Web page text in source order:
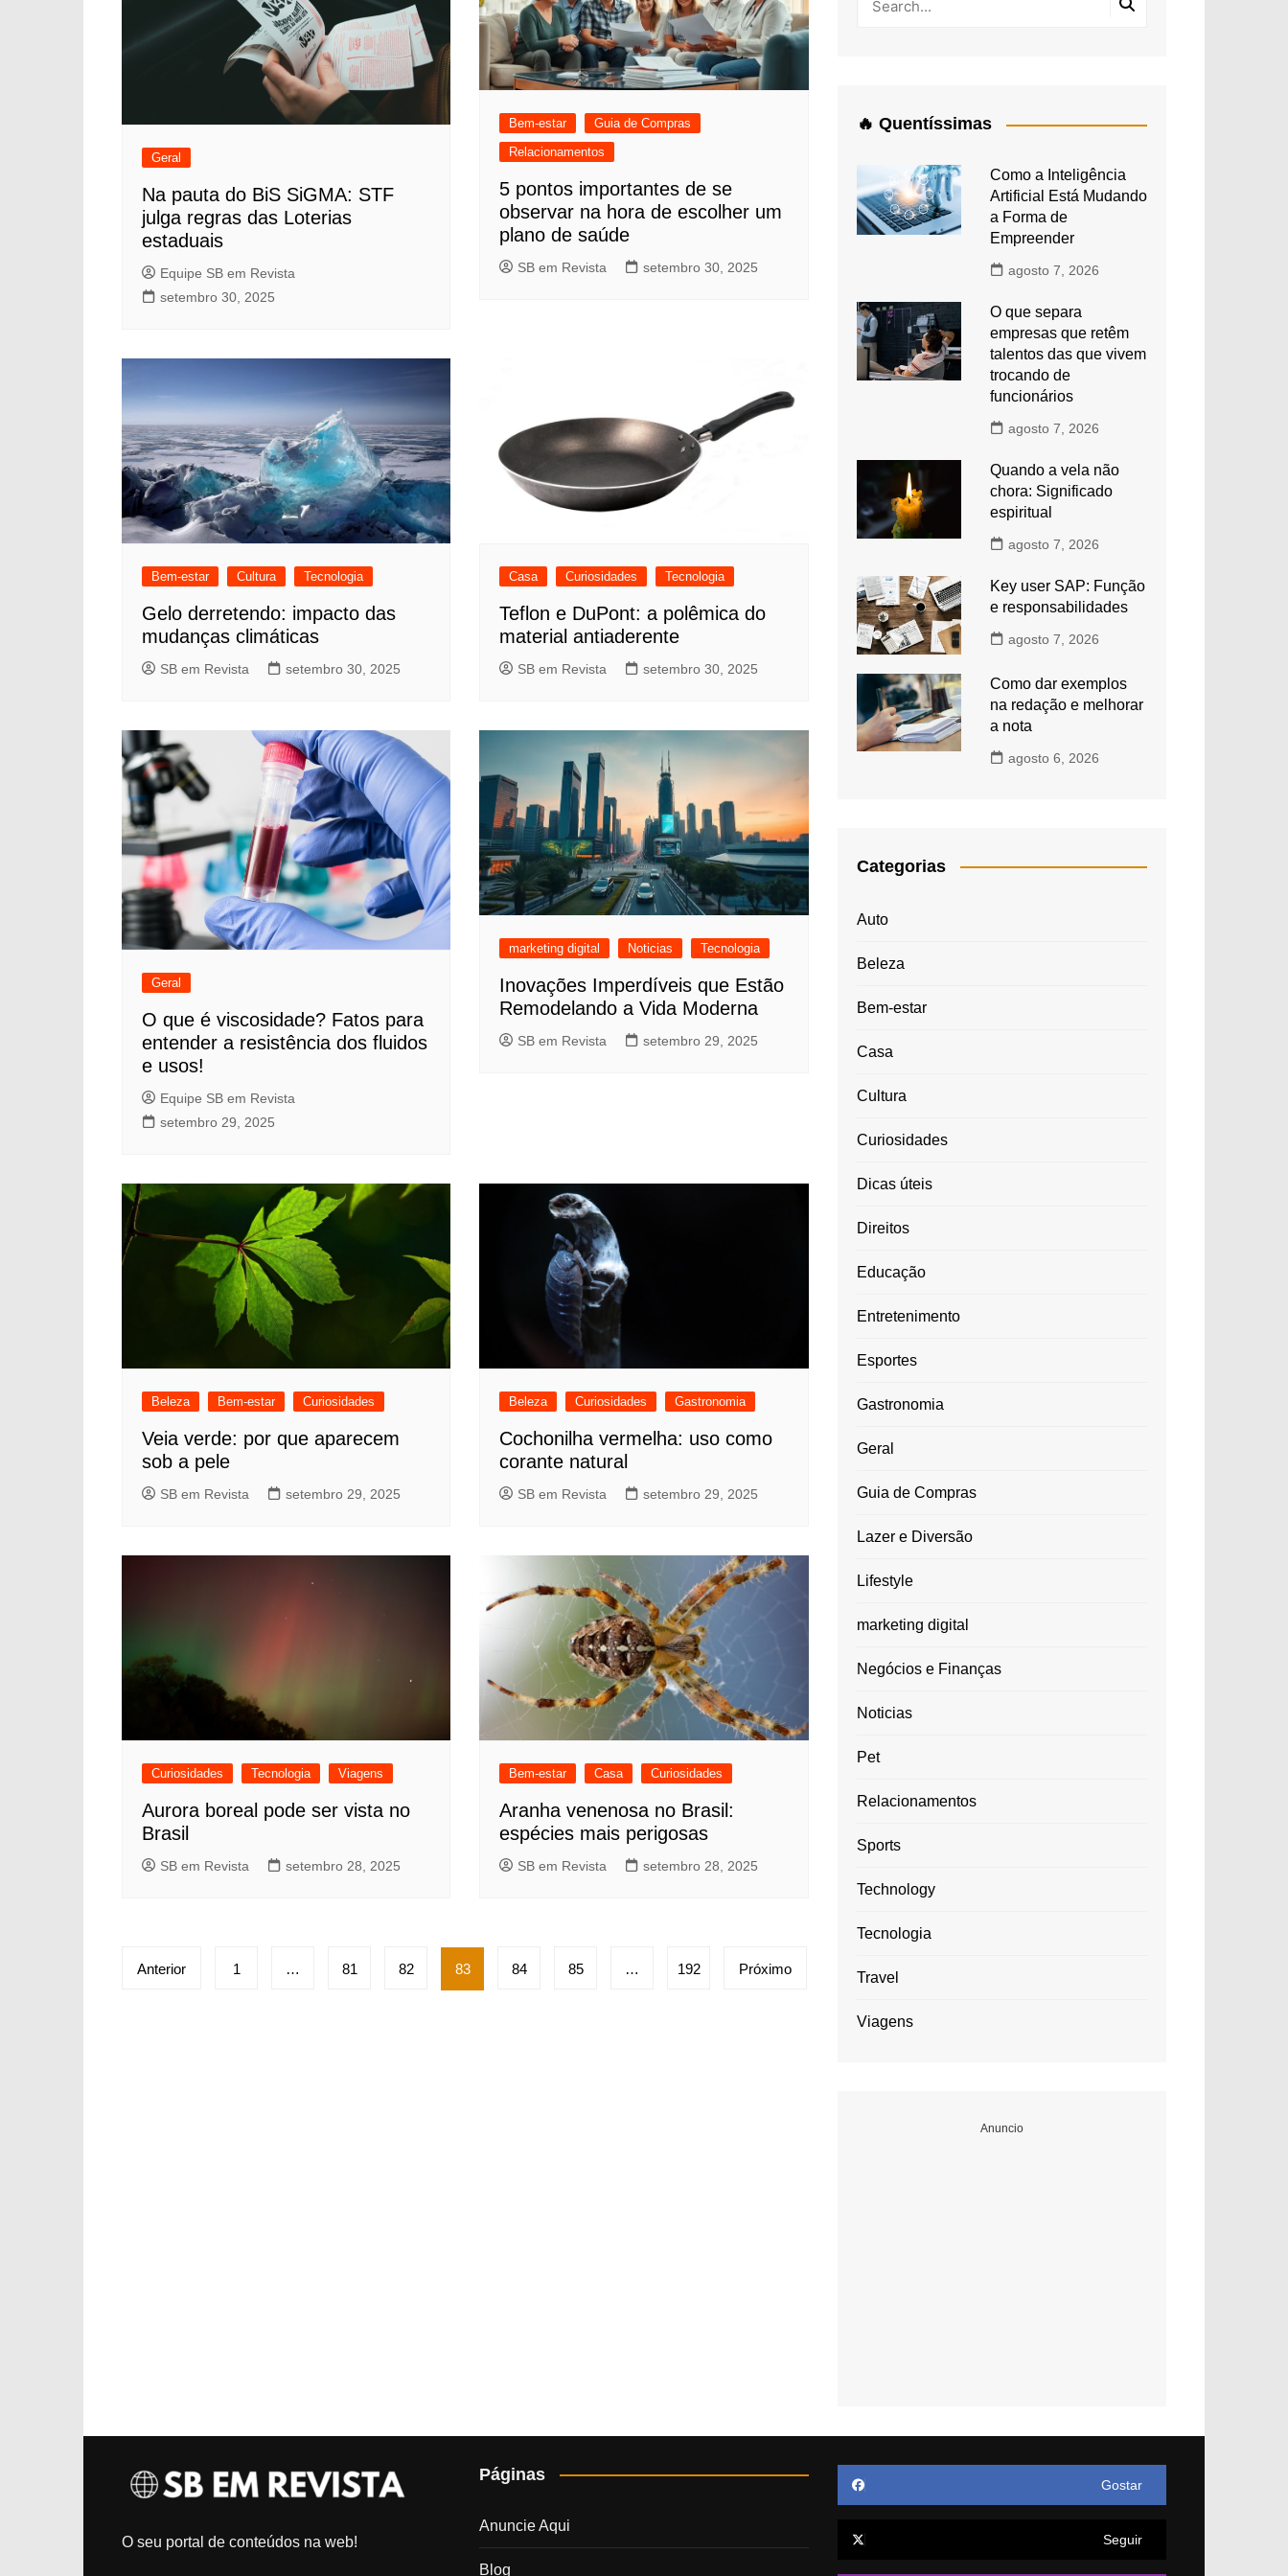
Geral
Na pauta do BiS SiGMA: STF
julga regras das Loterias
estaduais
Equipe SB em Revista
setembro 30, 2025
Bem-estar
Guia de Compras
Relacionamentos
5 pontos importantes de se
observar na hora de escolher um
plano de saúde
SB em Revista setembro 30, 2025
Bem-estar Cultura Tecnologia
Gelo derretendo: impacto das
mudanças climáticas
SB em Revista setembro 30, 2025
Casa Curiosidades Tecnologia
Teflon e DuPont: a polêmica do
material antiaderente
SB em Revista setembro 30, 2025
Geral
O que é viscosidade? Fatos para
entender a resistência dos fluidos
e usos!
Equipe SB em Revista
setembro 29, 2025
marketing digital Noticias Tecnologia
Inovações Imperdíveis que Estão
Remodelando a Vida Moderna
SB em Revista setembro 29, 2025
Beleza Bem-estar Curiosidades
Veia verde: por que aparecem
sob a pele
SB em Revista setembro 29, 2025
Beleza Curiosidades Gastronomia
Cochonilha vermelha: uso como
corante natural
SB em Revista setembro 29, 2025
Curiosidades Tecnologia Viagens
Aurora boreal pode ser vista no
Brasil
SB em Revista setembro 28, 2025
Bem-estar Casa Curiosidades
Aranha venenosa no Brasil:
espécies mais perigosas
SB em Revista setembro 28, 2025
Paginação
Anterior 1 … 81 82 83 84 85 … 192 Próximo
🔥 Quentíssimas
Como a Inteligência
Artificial Está Mudando
a Forma de
Empreender
agosto 7, 2026
O que separa
empresas que retêm
talentos das que vivem
trocando de
funcionários
agosto 7, 2026
Quando a vela não
chora: Significado
espiritual
agosto 7, 2026
Key user SAP: Função
e responsabilidades
agosto 7, 2026
Como dar exemplos
na redação e melhorar
a nota
agosto 6, 2026
Categorias
Auto
Beleza
Bem-estar
Casa
Cultura
Curiosidades
Dicas úteis
Direitos
Educação
Entretenimento
Esportes
Gastronomia
Geral
Guia de Compras
Lazer e Diversão
Lifestyle
marketing digital
Negócios e Finanças
Noticias
Pet
Relacionamentos
Sports
Technology
Tecnologia
Travel
Viagens
Anuncio
O seu portal de conteúdos na web!
Páginas
Anuncie Aqui
Blog
Gostar
Seguir